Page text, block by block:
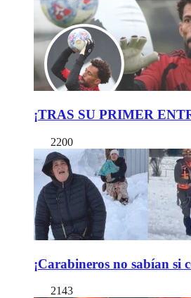
¡TRAS SU PRIMER
2200
¡Carabineros no sabían
2143